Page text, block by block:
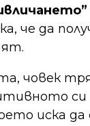
че да
човек
си
иска да